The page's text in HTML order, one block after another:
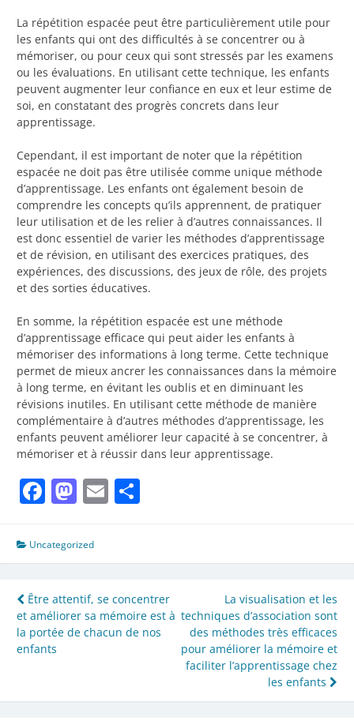
La répétition espacée peut être particulièrement utile pour
les enfants qui ont des difficultés à se concentrer ou à
mémoriser, ou pour ceux qui sont stressés par les examens
ou les évaluations. En utilisant cette technique, les enfants
peuvent augmenter leur confiance en eux et leur estime de
soi, en constatant des progrès concrets dans leur
apprentissage.
Cependant, il est important de noter que la répétition
espacée ne doit pas être utilisée comme unique méthode
d’apprentissage. Les enfants ont également besoin de
comprendre les concepts qu’ils apprennent, de pratiquer
leur utilisation et de les relier à d’autres connaissances. Il
est donc essentiel de varier les méthodes d’apprentissage
et de révision, en utilisant des exercices pratiques, des
expériences, des discussions, des jeux de rôle, des projets
et des sorties éducatives.
En somme, la répétition espacée est une méthode
d’apprentissage efficace qui peut aider les enfants à
mémoriser des informations à long terme. Cette technique
permet de mieux ancrer les connaissances dans la mémoire
à long terme, en évitant les oublis et en diminuant les
révisions inutiles. En utilisant cette méthode de manière
complémentaire à d’autres méthodes d’apprentissage, les
enfants peuvent améliorer leur capacité à se concentrer, à
mémoriser et à réussir dans leur apprentissage.
Facebook
Mastodon
Email
Uncategorized
Navigation
de
l’article
Être attentif, se concentrer
et améliorer sa mémoire est à
la portée de chacun de nos
enfants
La visualisation et les
techniques d’association sont
des méthodes très efficaces
pour améliorer la mémoire et
faciliter l’apprentissage chez
les enfants